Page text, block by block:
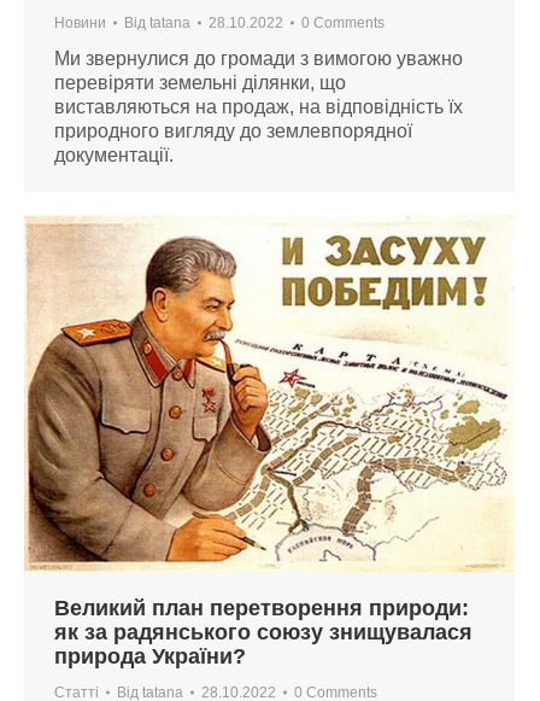
Новини Від tatana 28.10.2022 0 Comments
Ми звернулися до громади з вимогою уважно
перевіряти земельні ділянки, що
виставляються на продаж, на відповідність їх
природного вигляду до землевпорядної
документації.
Великий план перетворення природи:
як за радянського союзу знищувалася
природа України?
Статті Від tatana 28.10.2022 0 Comments